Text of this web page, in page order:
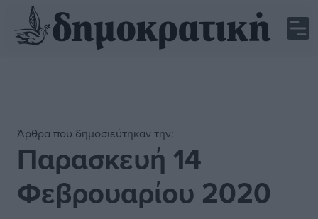
Άρθρα που δημοσιεύτηκαν την:
Παρασκευή 14
Φεβρουαρίου 2020